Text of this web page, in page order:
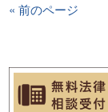
« 前のページ